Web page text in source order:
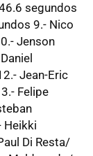
segundos
9.- Nico
Jenson
Jean-Eric
Felipe
Heikki
Di Resta/